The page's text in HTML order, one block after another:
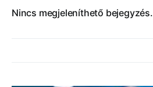
Nincs megjeleníthető bejegyzés.